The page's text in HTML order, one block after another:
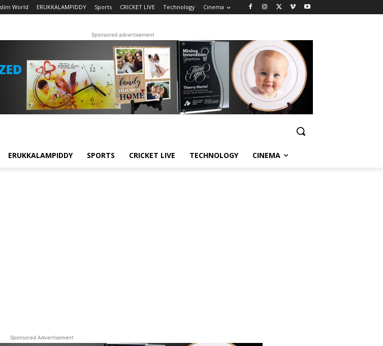
World ERUKKALAMPIDDY Sports CRICKET LIVE Technology Cinema
Sponsored advertisement
ERUKKALAMPIDDY SPORTS CRICKET LIVE TECHNOLOGY CINEMA
Sponsored Advertisement